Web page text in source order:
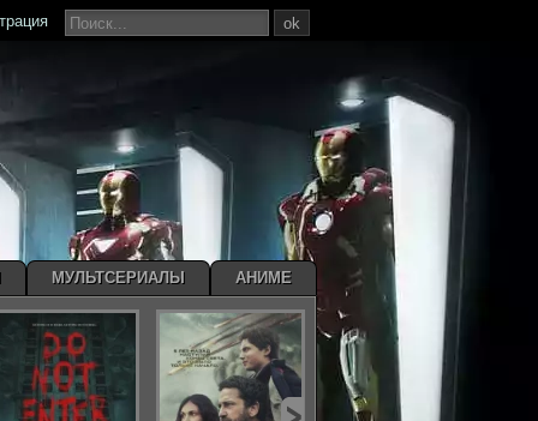
ok
МУЛЬТСЕРИАЛЫ АНИМЕ